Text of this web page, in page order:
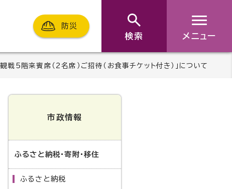
防災
検索 メニュー
5階来賓席（2名席）ご招待（お食事チケット付き）」について
市政情報
ふるさと納税・寄附・移住
ふるさと納税